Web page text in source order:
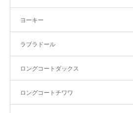
ヨーキー
ラブラドール
ロングコートダックス
ロングコートチワワ